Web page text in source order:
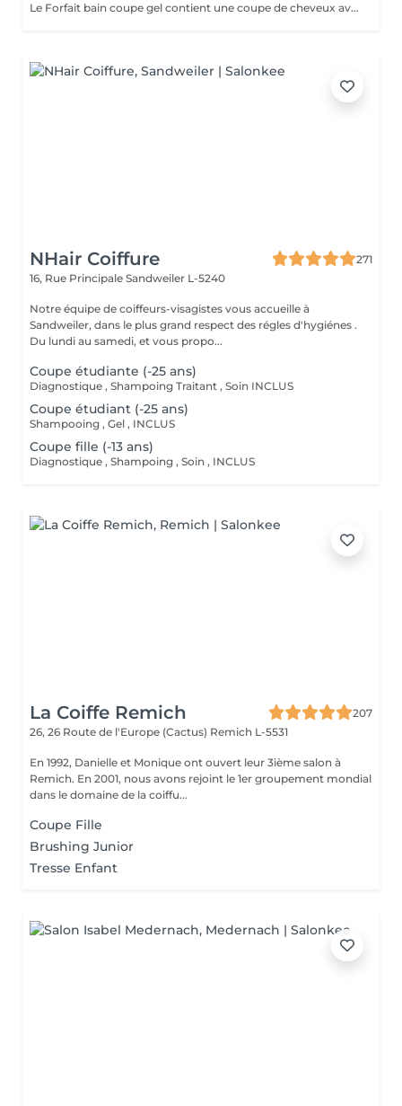
Le Forfait bain coupe gel contient une coupe de cheveux avec shampoing et l'application d'un produit de finition (Gel, Cire, Laque, etc.) pour les étudiants. En cas de questions veuillez appeler au +352 26 35 02 89.
NHair Coiffure
271
16, Rue Principale Sandweiler L-5240
Notre équipe de coiffeurs-visagistes vous accueille à
Sandweiler, dans le plus grand respect des régles d'hygiénes .
Du lundi au samedi, et vous propo...
Coupe étudiante (-25 ans)
Diagnostique , Shampoing Traitant , Soin INCLUS
Coupe étudiant (-25 ans)
Shampooing , Gel , INCLUS
Coupe fille (-13 ans)
Diagnostique , Shampoing , Soin , INCLUS
La Coiffe Remich
207
26, 26 Route de l'Europe (Cactus) Remich L-5531
En 1992, Danielle et Monique ont ouvert leur 3ième salon à
Remich. En 2001, nous avons rejoint le 1er groupement mondial
dans le domaine de la coiffu...
Coupe Fille
Brushing Junior
Tresse Enfant